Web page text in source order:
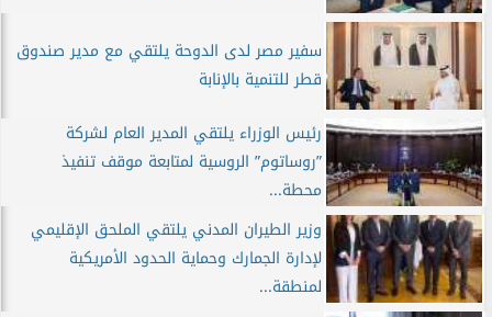
سفير مصر لدى الدوحة يلتقي مع مدير صندوق
قطر للتنمية بالإنابة
رئيس الوزراء يلتقي المدير العام لشركة
”روساتوم” الروسية لمتابعة موقف تنفيذ
محطة...
وزير الطيران المدني يلتقي الملحق الإقليمي
لإدارة الجمارك وحماية الحدود الأمريكية
لمنطقة...